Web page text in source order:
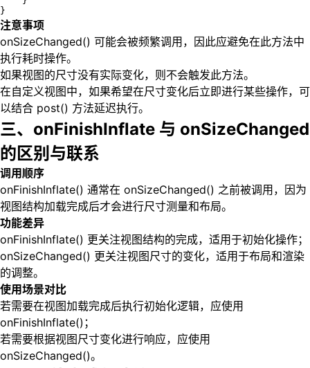
}
注意事项
onSizeChanged() 可能会被频繁调用，因此应避免在此方法中
执行耗时操作。
如果视图的尺寸没有实际变化，则不会触发此方法。
在自定义视图中，如果希望在尺寸变化后立即进行某些操作，可
以结合 post() 方法延迟执行。
三、onFinishInflate 与 onSizeChanged
的区别与联系
调用顺序
onFinishInflate() 通常在 onSizeChanged() 之前被调用，因为
视图结构加载完成后才会进行尺寸测量和布局。
功能差异
onFinishInflate() 更关注视图结构的完成，适用于初始化操作；
onSizeChanged() 更关注视图尺寸的变化，适用于布局和渲染
的调整。
使用场景对比
若需要在视图加载完成后执行初始化逻辑，应使用
onFinishInflate()；
若需要根据视图尺寸变化进行响应，应使用
onSizeChanged()。